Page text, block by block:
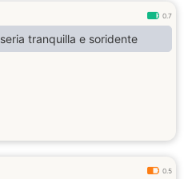
0.7
tranquilla e soridente
0.5